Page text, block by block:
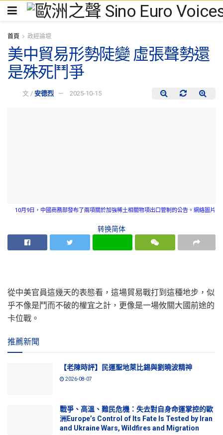
首頁 政經論壇
美中貿易形勢陡變 虛張聲勢還
是殊死鬥爭
文 / 安德烈 2025-10-15
10月9日，中國商務部發布了兩項關於加強稀土相關物項出口管制的公告。網絡圖片
转换简体
從中美官員這幾天的表態看，這場貿易戰打到這種地步，似
乎不像是鬥而不破的權宜之計，更像是一場攸關大國前途的
卡位戰。
推薦新聞
【老陳時評】民運聖地萊比錫與劉曉波精神
2026-08-07
戰爭、高溫、難民危機：失去對自身命運掌控的歐
洲Europe’s Control of Its Fate Is Tested by Iran
and Ukraine Wars, Wildfires and Migration